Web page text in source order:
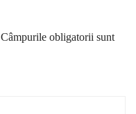
Câmpurile obligatorii sunt